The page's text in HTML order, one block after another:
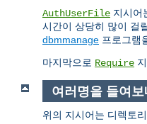
AuthUserFile 지시어
시간이 상당히 많이 걸
dbmmanage 프로그램
마지막으로 Require
여러명을 들여보
위의 지시어는 디렉토